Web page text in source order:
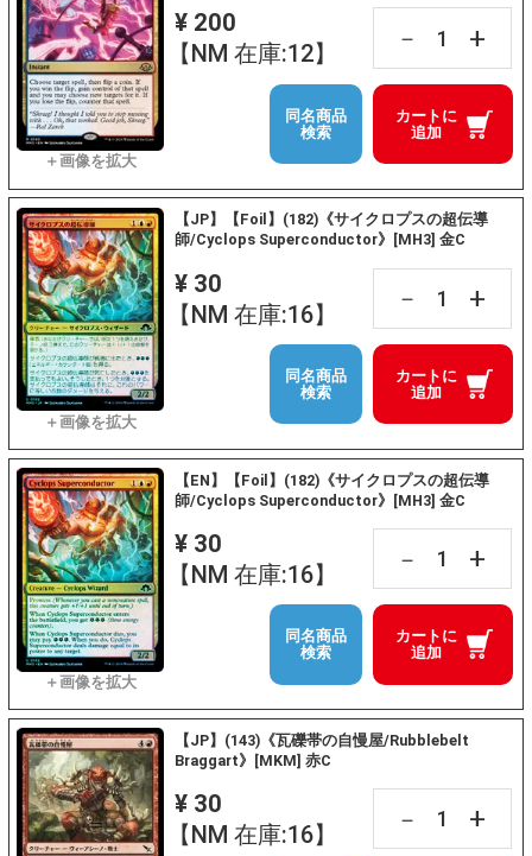
¥ 200
【NM 在庫:12】
－ +
カートに
追加
同名商品
検索
【JP】【Foil】(182)《サイクロプスの超伝導
師/Cyclops Superconductor》[MH3] 金C
¥ 30
【NM 在庫:16】
－ +
カートに
追加
同名商品
検索
【EN】【Foil】(182)《サイクロプスの超伝導
師/Cyclops Superconductor》[MH3] 金C
¥ 30
【NM 在庫:16】
－ +
カートに
追加
同名商品
検索
【JP】(143)《瓦礫帯の自慢屋/Rubblebelt
Braggart》[MKM] 赤C
¥ 30
【NM 在庫:16】
－ +